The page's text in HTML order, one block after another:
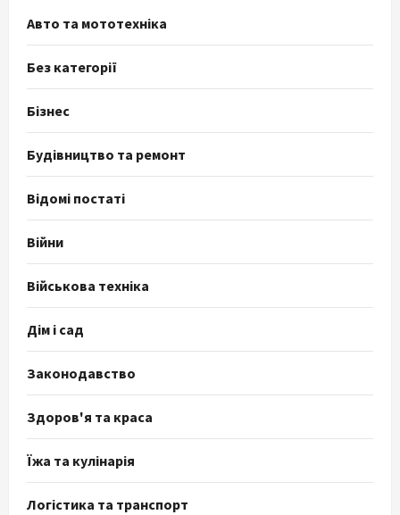
Авто та мототехніка
Без категорії
Бізнес
Будівництво та ремонт
Відомі постаті
Війни
Військова техніка
Дім і сад
Законодавство
Здоров'я та краса
Їжа та кулінарія
Логістика та транспорт